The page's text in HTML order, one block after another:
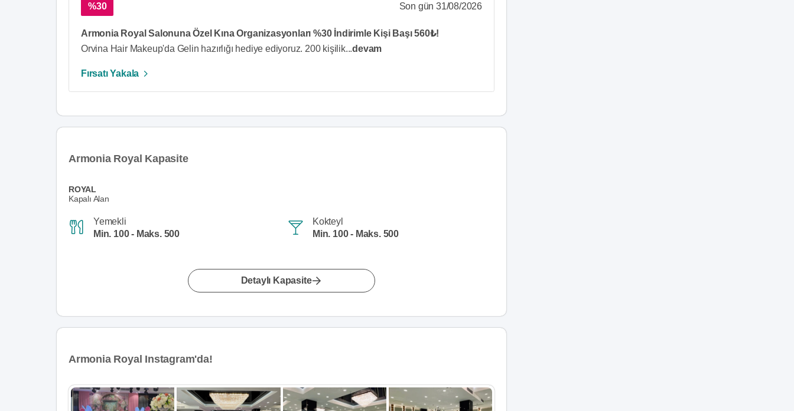
%30 Son gün 31/08/2026
Armonia Royal Salonuna Özel Kına Organizasyonları %30 İndirimle Kişi Başı 560₺!
Orvina Hair Makeup'da Gelin hazırlığı hediye ediyoruz. 200 kişilik...devam
Fırsatı Yakala
Armonia Royal Kapasite
ROYAL
Kapalı Alan
Yemekli
Min. 100 - Maks. 500
Kokteyl
Min. 100 - Maks. 500
Detaylı Kapasite
Armonia Royal Instagram'da!